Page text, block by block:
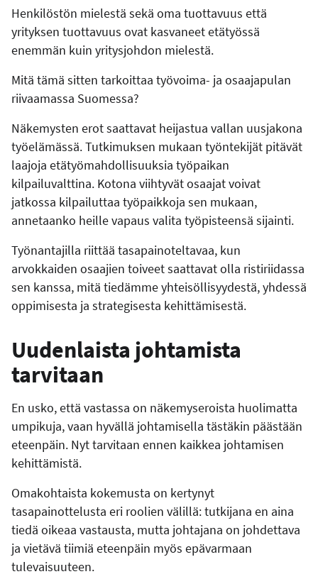
Henkilöstön mielestä sekä oma tuottavuus että
yrityksen tuottavuus ovat kasvaneet etätyössä
enemmän kuin yritysjohdon mielestä.
Mitä tämä sitten tarkoittaa työvoima- ja osaajapulan
riivaamassa Suomessa?
Näkemysten erot saattavat heijastua vallan uusjakona
työelämässä. Tutkimuksen mukaan työntekijät pitävät
laajoja etätyömahdollisuuksia työpaikan
kilpailuvalttina. Kotona viihtyvät osaajat voivat
jatkossa kilpailuttaa työpaikkoja sen mukaan,
annetaanko heille vapaus valita työpisteensä sijainti.
Työnantajilla riittää tasapainoteltavaa, kun
arvokkaiden osaajien toiveet saattavat olla ristiriidassa
sen kanssa, mitä tiedämme yhteisöllisyydestä, yhdessä
oppimisesta ja strategisesta kehittämisestä.
Uudenlaista johtamista
tarvitaan
En usko, että vastassa on näkemyseroista huolimatta
umpikuja, vaan hyvällä johtamisella tästäkin päästään
eteenpäin. Nyt tarvitaan ennen kaikkea johtamisen
kehittämistä.
Omakohtaista kokemusta on kertynyt
tasapainottelusta eri roolien välillä: tutkijana en aina
tiedä oikeaa vastausta, mutta johtajana on johdettava
ja vietävä tiimiä eteenpäin myös epävarmaan
tulevaisuuteen.